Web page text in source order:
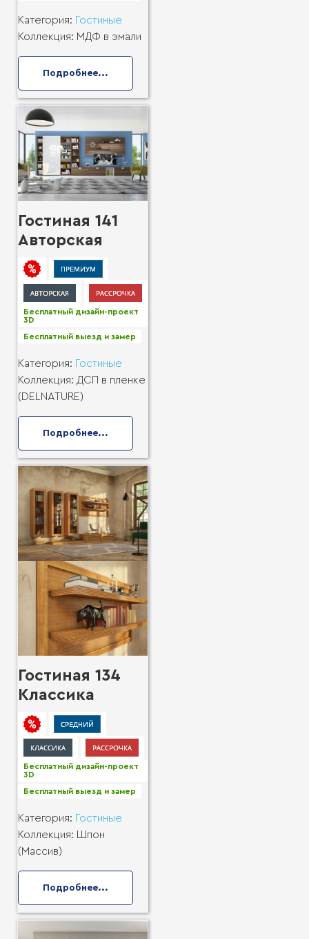
Категория: Гостиные
Коллекция: МДФ в эмали
Подробнее...
Гостиная 141
Авторская
Бесплатный дизайн-проект
3D
Бесплатный выезд и замер
Категория: Гостиные
Коллекция: ДСП в пленке
(DELNATURE)
Подробнее...
Гостиная 134
Классика
Бесплатный дизайн-проект
3D
Бесплатный выезд и замер
Категория: Гостиные
Коллекция: Шпон
(Массив)
Подробнее...